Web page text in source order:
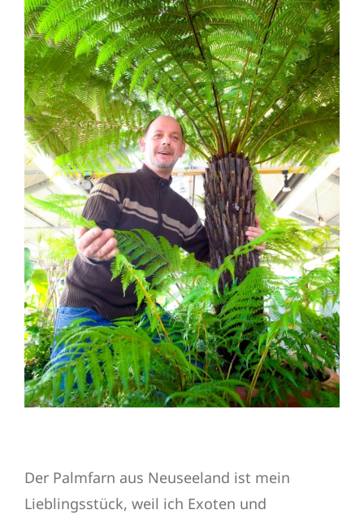
Der Palmfarn aus Neuseeland ist mein
Lieblingsstück, weil ich Exoten und